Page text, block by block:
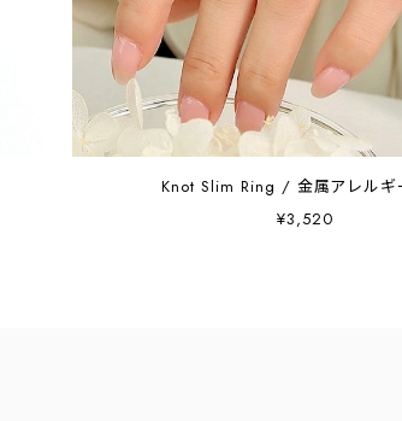
Knot Slim Ring / 金属アレルギ
¥3,520